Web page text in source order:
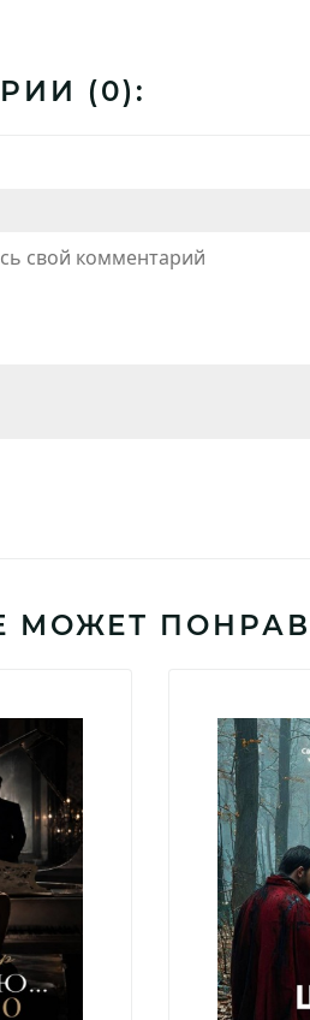
(0):
МОЖЕТ